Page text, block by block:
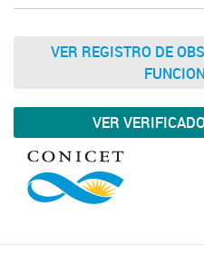
VER REGISTRO DE
VER